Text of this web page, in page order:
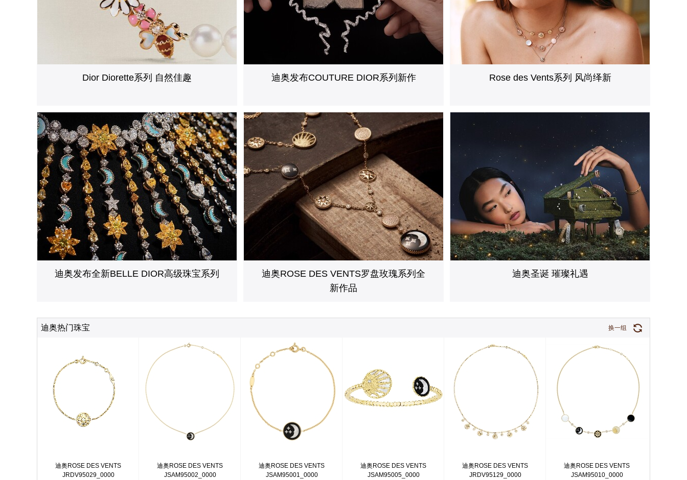
Dior Diorette系列 自然佳趣 迪奥发布COUTURE DIOR系列新作 Rose des Vents系列 风尚绎新
迪奥发布全新BELLE DIOR高级珠宝系列
迪奥ROSE DES VENTS罗盘玫瑰系列全
新作品
迪奥圣诞 璀璨礼遇
迪奥热门珠宝 换一组
迪奥ROSE DES VENTS
JRDV95029_0000
迪奥ROSE DES VENTS
JSAM95002_0000
迪奥ROSE DES VENTS
JSAM95001_0000
迪奥ROSE DES VENTS
JSAM95005_0000
迪奥ROSE DES VENTS
JRDV95129_0000
迪奥ROSE DES VENTS
JSAM95010_0000